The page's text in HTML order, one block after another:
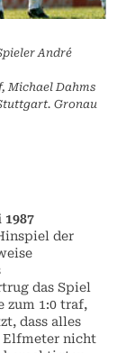
André
Michael Dahms
Gronau
der
das Spiel
zum 1:0 traf,
dass alles
Elfmeter nicht